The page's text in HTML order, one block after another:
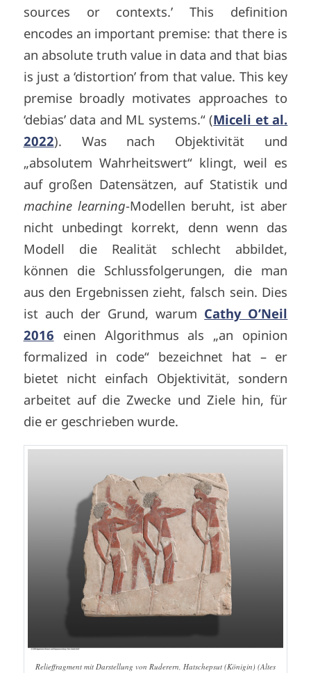
sources or contexts.’ This definition
encodes an important premise: that there is
an absolute truth value in data and that bias
is just a ‘distortion’ from that value. This key
premise broadly motivates approaches to
‘debias’ data and ML systems.“ (Miceli et al.
2022). Was nach Objektivität und
„absolutem Wahrheitswert“ klingt, weil es
auf großen Datensätzen, auf Statistik und
machine learning-Modellen beruht, ist aber
nicht unbedingt korrekt, denn wenn das
Modell die Realität schlecht abbildet,
können die Schlussfolgerungen, die man
aus den Ergebnissen zieht, falsch sein. Dies
ist auch der Grund, warum Cathy O’Neil
2016 einen Algorithmus als „an opinion
formalized in code“ bezeichnet hat – er
bietet nicht einfach Objektivität, sondern
arbeitet auf die Zwecke und Ziele hin, für
die er geschrieben wurde.
Relieffragment mit Darstellung von Ruderern, Hatschepsut (Königin) (Altes